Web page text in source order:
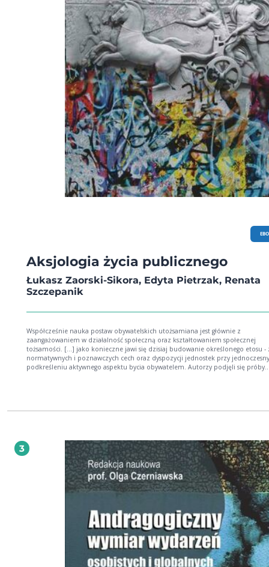
Aksjologia życia publicznego
Łukasz Zaorski-Sikora, Edyta Pietrzak, Renata
Szczepanik
Współcześnie nauka postaw obywatelskich utożsamiana jest głównie z
zaangażowaniem w działalność społeczną oraz kształtowaniem społecznej
tożsamości. [...] jako konieczne jawi się dzisiaj budowanie określonego etosu -
normatywnych i poznawczych cech oraz dyspozycji jednostek przy
podkreśleniu aktywnego aspektu bycia obywatelem. Autorzy podjęli się próby
umiejętności i kształtowaniu postaw, natomiast sfera wartości jest w nich
natomiast nie czuje potrzeby zaangażowania w nie. Jednakże nawet rozległa
zdobyta w procesie kształcenia szkolnego nie przekłada się wprost na wysoki
aktywności obywatelskiej uczniów.
3